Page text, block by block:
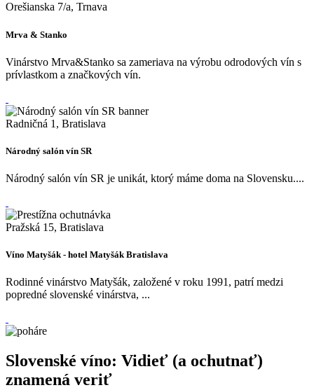
Orešianska 7/a, Trnava
Mrva & Stanko
Vinárstvo Mrva&Stanko sa zameriava na výrobu odrodových vín s
prívlastkom a značkových vín.
Radničná 1, Bratislava
Národný salón vín SR
Národný salón vín SR je unikát, ktorý máme doma na Slovensku....
Pražská 15, Bratislava
Víno Matyšák - hotel Matyšák Bratislava
Rodinné vinárstvo Matyšák, založené v roku 1991, patrí medzi
popredné slovenské vinárstva, ...
Slovenské víno: Vidieť (a ochutnať)
znamená veriť